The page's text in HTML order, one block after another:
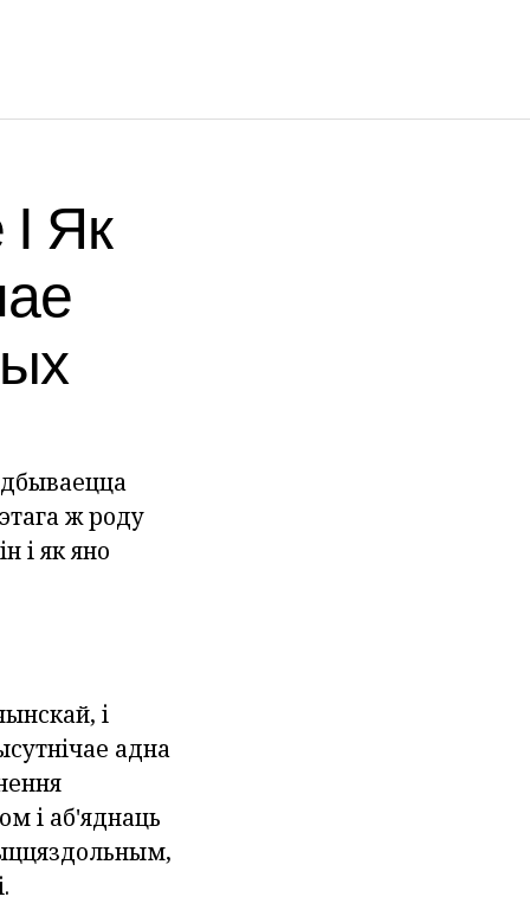
Як
ж роду
і як яно
і
адна
і аб'яднаць